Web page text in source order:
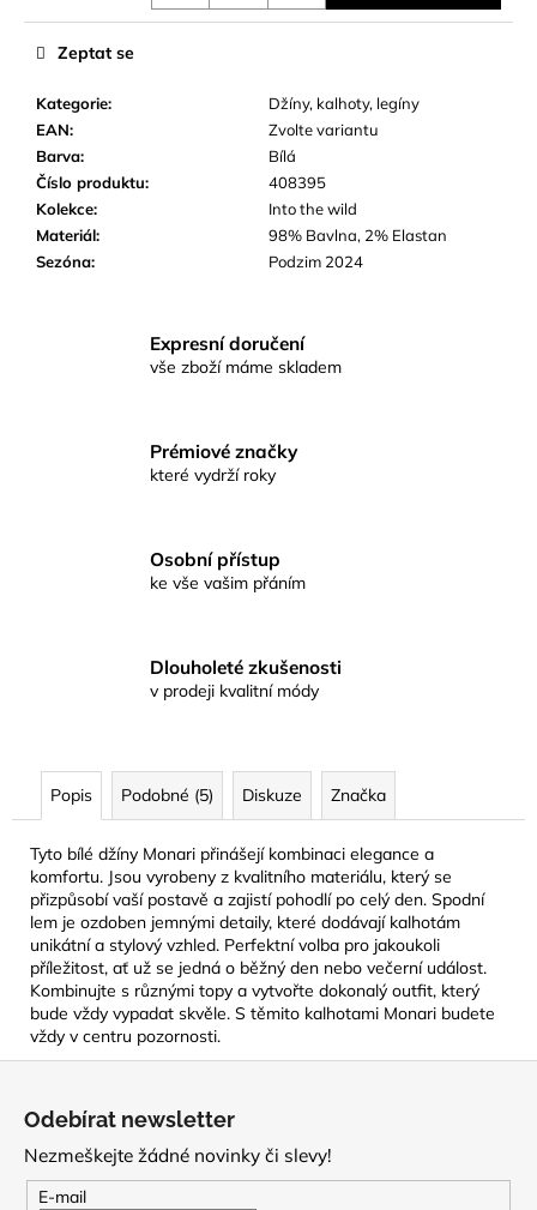
Kategorie:
Džíny, kalhoty, legíny
EAN:
Zvolte variantu
Barva:
Bílá
Číslo produktu:
408395
Kolekce:
Into the wild
Materiál:
98% Bavlna, 2% Elastan
Sezóna: Podzim 2024
Zeptat se
Expresní doručení
vše zboží máme skladem
Prémiové značky
které vydrží roky
Osobní přístup
ke vše vašim přáním
Dlouholeté zkušenosti
v prodeji kvalitní módy
Popis Podobné (5) Diskuze Značka
Tyto bílé džíny Monari přinášejí kombinaci elegance a
komfortu. Jsou vyrobeny z kvalitního materiálu, který se
přizpůsobí vaší postavě a zajistí pohodlí po celý den. Spodní
lem je ozdoben jemnými detaily, které dodávají kalhotám
unikátní a stylový vzhled. Perfektní volba pro jakoukoli
příležitost, ať už se jedná o běžný den nebo večerní událost.
Kombinujte s různými topy a vytvořte dokonalý outfit, který
bude vždy vypadat skvěle. S těmito kalhotami Monari budete
vždy v centru pozornosti.
j
e
m
e
Odebírat newsletter
Nezmeškejte žádné novinky či slevy!
E-mail